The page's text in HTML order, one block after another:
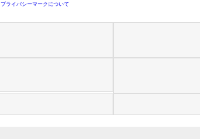
プライバシーマークについて